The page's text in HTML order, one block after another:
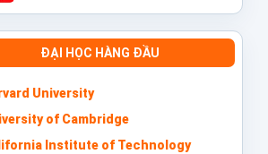
ĐẠI HỌC HÀNG ĐẦU
University
of Cambridge
Institute of Technology